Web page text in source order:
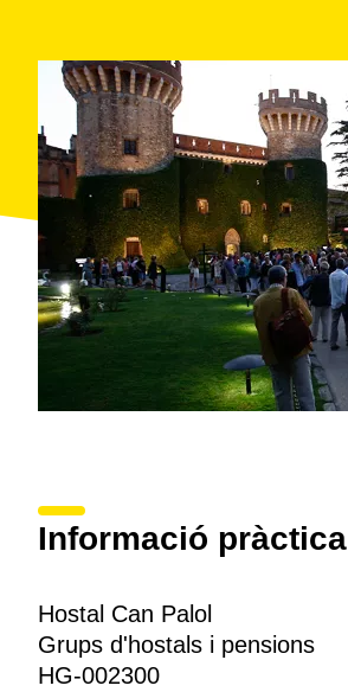
Informació pràctica
Hostal Can Palol
Grups d'hostals i pensions
HG-002300